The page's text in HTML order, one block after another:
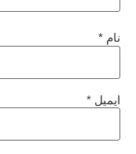
نام *
ایمیل *